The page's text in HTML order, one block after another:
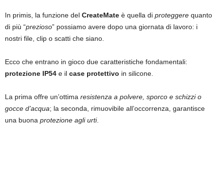
In primis, la funzione del CreateMate è quella di proteggere quanto
di più “prezioso” possiamo avere dopo una giornata di lavoro: i
nostri file, clip o scatti che siano.
Ecco che entrano in gioco due caratteristiche fondamentali:
protezione IP54 e il case protettivo in silicone.
La prima offre un’ottima resistenza a polvere, sporco e schizzi o
gocce d’acqua; la seconda, rimuovibile all’occorrenza, garantisce
una buona protezione agli urti.